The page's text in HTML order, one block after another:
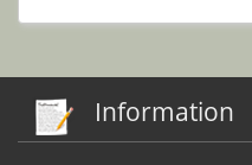
Information